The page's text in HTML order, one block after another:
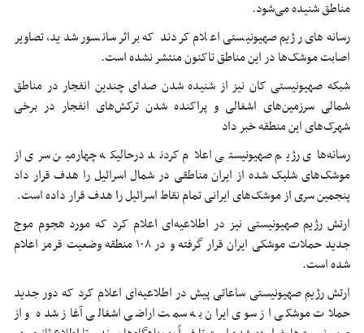
مناطق شنیده می‌شود.
رسانه‌های رژیم صهیونیستی اعلام کردند که براثر سانسور شدید، تصاویر
اصابت موشک‌ها در این مناطق تاکنون منتشر نشده است.
شبکه صهیونیستی کان نیز از شنیده شدن صدای چندین انفجار در مناطق
شمالی سرزمین‌های اشغالی و پراکنده شدن ترکش‌های انفجار در برخی
شهرک‌های این منطقه خبر داد
رسانه‌های رژیم صهیونیستی اعلام کردند درحالیکه چهارمین سری از
موشک‌های شلیک شده از ایران مناطقی در شمال اسرائیل را هدف قرار داد
پنجمین سری از موشک‌های ایرانی تمام نقاط اسرائیل را هدف قرار داده است.
ارتش رژیم صهیونیستی نیز در اطلاعیه‌ای اعلام کرد که مورد هجوم موج
جدید حملات موشکی ایران قرار گرفته و در ۱۰۸ منطقه وضعیت قرمز اعلام
شده است.
ارتش رژیم صهیونیستی ساعاتی پیش در اطلاعیه‌ای اعلام کرد که دور جدید
حملات موشکی از سوی ایران به سمت اراضی اشغالی آغاز شده و از